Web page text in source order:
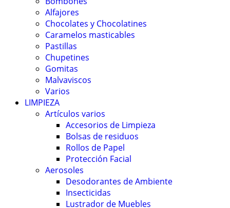
Alfajores
Chocolates y Chocolatines
Caramelos masticables
Pastillas
Chupetines
Gomitas
Malvaviscos
Varios
LIMPIEZA
Artículos varios
Accesorios de Limpieza
Bolsas de residuos
Rollos de Papel
Protección Facial
Aerosoles
Desodorantes de Ambiente
Insecticidas
Lustrador de Muebles